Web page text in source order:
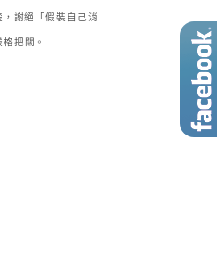
謝絕「假裝自己消
把關。